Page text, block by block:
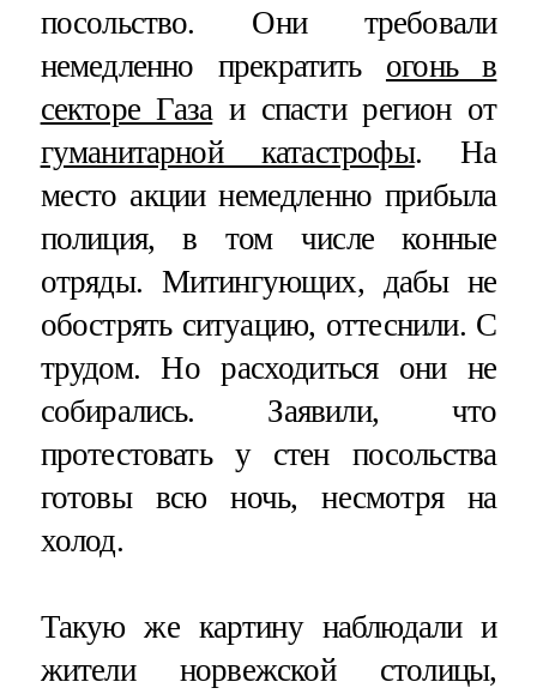
посольство. Они требовали
немедленно прекратить огонь в
секторе Газаи спасти регион от
гуманитарной катастрофы. На
место акции немедленно прибыла
полиция, в том числе конные
отряды. Митингующих, дабы не
обострять ситуацию, оттеснили. С
трудом. Но расходиться они не
собирались. Заявили, что
протестовать у стен посольства
готовы всю ночь, несмотря на
холод.
Такую же картину наблюдали и
жители норвежской столицы,